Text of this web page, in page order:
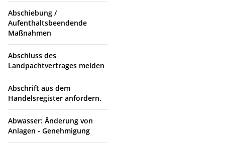
Abschiebung /
Aufenthaltsbeendende
Maßnahmen
Abschluss des
Landpachtvertrages melden
Abschrift aus dem
Handelsregister anfordern.
Abwasser: Änderung von
Anlagen - Genehmigung